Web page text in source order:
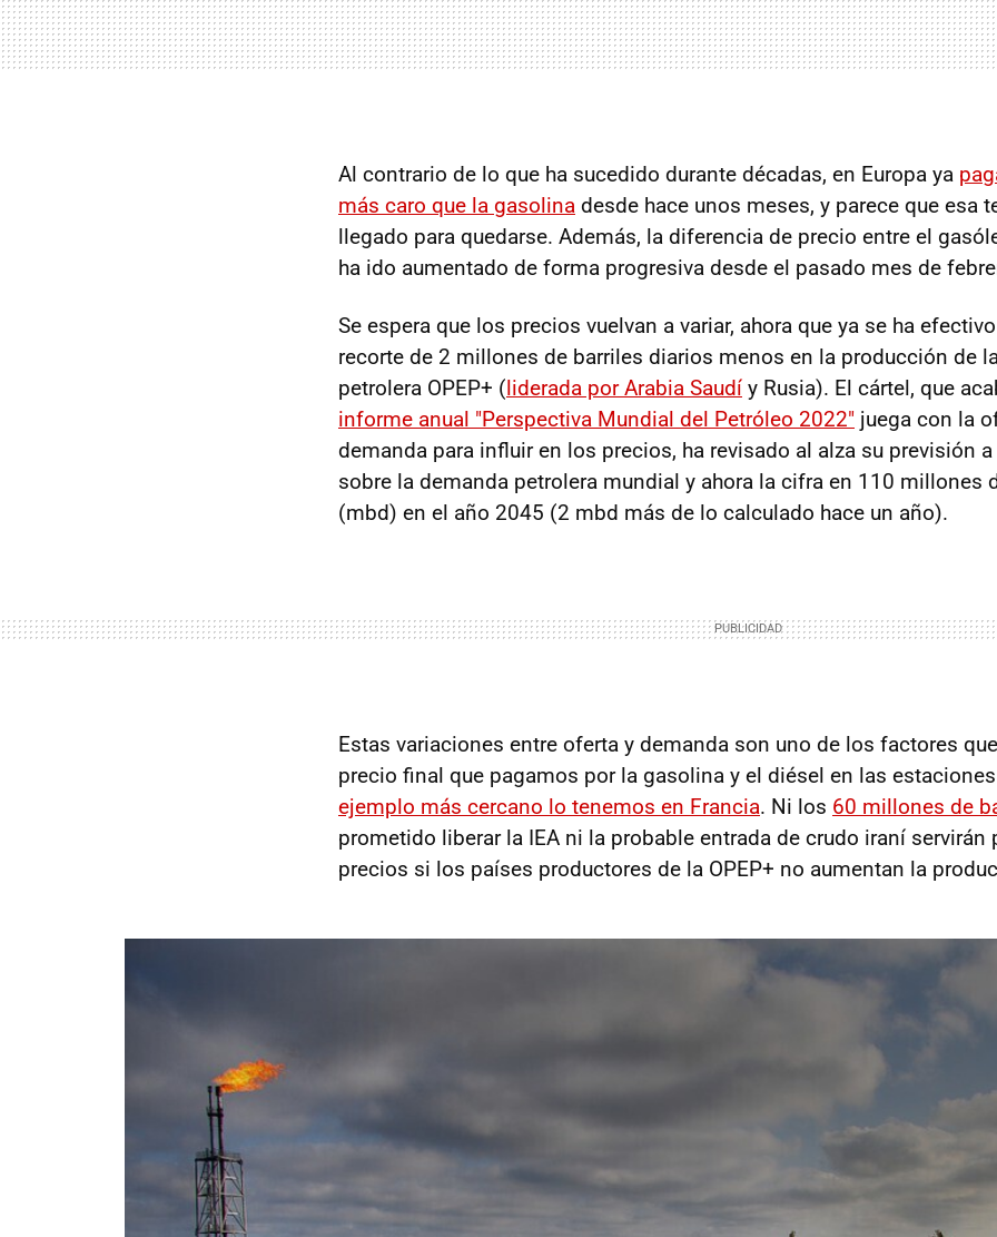
Al contrario de lo que ha sucedido durante décadas, en Europa ya
más caro que la gasolina desde hace unos meses, y parece que esa
llegado para quedarse. Además, la diferencia de precio entre el
ha ido aumentado de forma progresiva desde el pasado mes de
Se espera que los precios vuelvan a variar, ahora que ya se ha
recorte de 2 millones de barriles diarios menos en la producción de
petrolera OPEP+ (liderada por Arabia Saudí y Rusia). El cártel, que
informe anual "Perspectiva Mundial del Petróleo 2022" juega con la
demanda para influir en los precios, ha revisado al alza su previsión
sobre la demanda petrolera mundial y ahora la cifra en 110 millones
(mbd) en el año 2045 (2 mbd más de lo calculado hace un año).
Estas variaciones entre oferta y demanda son uno de los factores
precio final que pagamos por la gasolina y el diésel en las
ejemplo más cercano lo tenemos en Francia. Ni los 60 millones de
prometido liberar la IEA ni la probable entrada de crudo iraní servirán
precios si los países productores de la OPEP+ no aumentan la